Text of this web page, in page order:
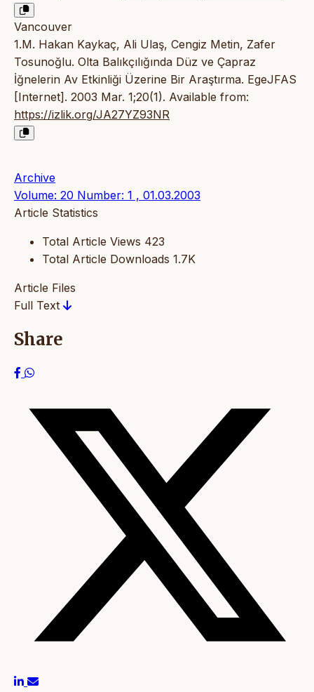
Vancouver
1.M. Hakan Kaykaç, Ali Ulaş, Cengiz Metin, Zafer
Tosunoğlu. Olta Balıkçılığında Düz ve Çapraz
İğnelerin Av Etkinliği Üzerine Bir Araştırma. EgeJFAS
[Internet]. 2003 Mar. 1;20(1). Available from:
https://izlik.org/JA27YZ93NR
Archive
Volume: 20 Number: 1 , 01.03.2003
Article Statistics
Total Article Views 423
Total Article Downloads 1.7K
Article Files
Full Text
Share